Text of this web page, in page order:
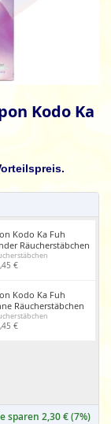
Kodo Ka
Kodo Ka Fuh
Räucherstäbchen
€
Kodo Ka Fuh
Räucherstäbchen
€
sparen 2,30 € (7%)